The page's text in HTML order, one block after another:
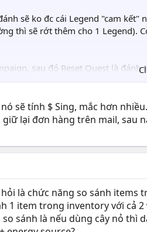
sẽ ko đc cái Legend "cam
thì sẽ rớt thêm cho 1 Legend).
sau đó Reset Quest là đánh
$ Singapo? Mình ko nhớ rõ
ko thì mua của bác
thẻ sẽ đắt bằng hoặc hơn
sẽ tính $ Sing, mắc hơn nhiều.
lại đơn hàng trên mail, sau
là chức năng so sánh items
1 item trong inventory với cả
sánh là nếu dùng cây nỏ thì